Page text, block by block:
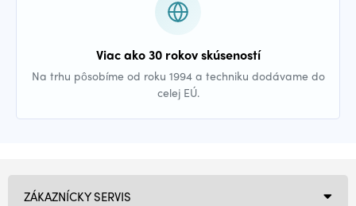
Viac ako 30 rokov skúseností
Na trhu pôsobíme od roku 1994 a techniku dodávame do
celej EÚ.
ZÁKAZNÍCKY SERVIS